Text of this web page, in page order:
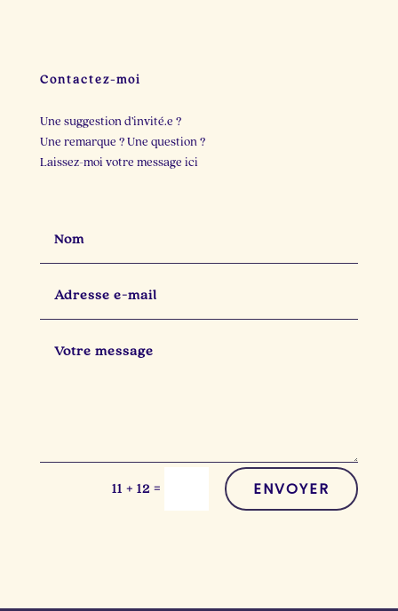
Contactez-moi
Une suggestion d’invité.e ?
Une remarque ? Une question ?
Laissez-moi votre message ici
11 + 12 = ENVOYER